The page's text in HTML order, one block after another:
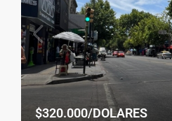
$320.000/DOLARES